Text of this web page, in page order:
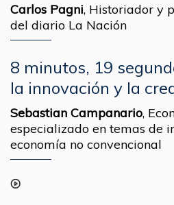
Carlos Pagni, Historiador y
del diario La Nación
8 minutos, 19
la innovación y la
Sebastian Campanario,
especializado en temas de
economía no convencional